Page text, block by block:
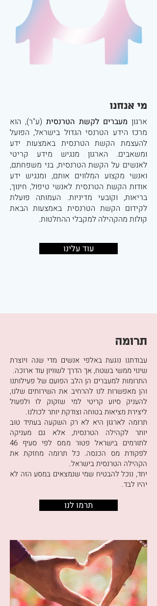
מי אנחנו
ארגון מעברים לקשת הטרנסית(ע"ר), הוא
מרכז הידע הטרנסי הגדול בישראל, הפועל
להעצמת הקשת הטרנסית באמצעות ידע
ומשאבים. הארגון מנגיש מידע קריטי
לאנשים על הקשת הטרנסית, בני משפחתם,
ואנשי מקצוע המלווים אותם, ומנגיש ידע
אודות הקשת הטרנסית לאנשי טיפול, חינוך,
בריאות, וקובעי מדיניות. העמותה פועלת
לקידום הקשת הטרנסית באמצעות הבאת
קולות מהקהילה למקבלי ההחלטות.
עוד עלינו
תרומה
עבודתנו נוגעת באלפי אנשים מדי שנה ויוצרת
שינוי ממשי בשטח, אך הדרך לשוויון עוד ארוכה.
התרומות למעברים הן הלב הפועם של פעילותנו
והן מאפשרות לנו להרחיב את השירותים שלנו,
להעניק סיוע קריטי למי שזקוק לו ולפעול
ליצירת מציאות בטוחה וצודקת יותר לכולנו.
תרומה לארגון היא לא רק השקעה בעתיד טוב
יותר לקהילה הטרנסית, אלא גם מעניקה
לתורמים בישראל פטור ממס לפי סעיף 46
לפקודת מס הכנסה. כל תרומה מחזקת את
הקהילה הטרנסית בישראל.
יחד, נוכל להבטיח שמי שנמצאים במסע הזה לא
יהיו לבד.
תרמו לנו